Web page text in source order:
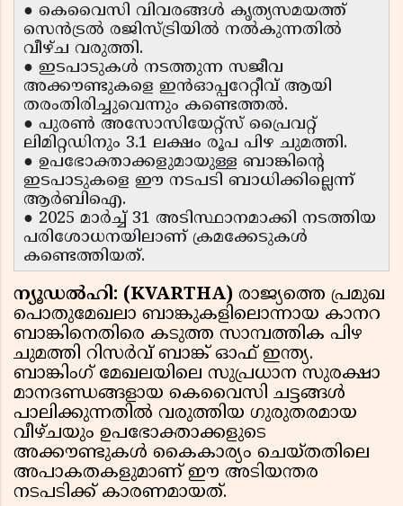
● കെവൈസി വിവരങ്ങൾ കൃത്യസമയത്ത്
സെൻട്രൽ രജിസ്ട്രിയിൽ നൽകുന്നതിൽ
വീഴ്ച വരുത്തി.
● ഇടപാടുകൾ നടത്തുന്ന സജീവ
അക്കൗണ്ടുകളെ ഇൻഓപ്പറേറ്റീവ് ആയി
തരംതിരിച്ചുവെന്നും കണ്ടെത്തൽ.
● പുരൺ അസോസിയേറ്റ്സ് പ്രൈവറ്റ്
ലിമിറ്റഡിനും 3.1 ലക്ഷം രൂപ പിഴ ചുമത്തി.
● ഉപഭോക്താക്കളുമായുള്ള ബാങ്കിന്റെ
ഇടപാടുകളെ ഈ നടപടി ബാധിക്കില്ലെന്ന്
ആർബിഐ.
● 2025 മാർച്ച് 31 അടിസ്ഥാനമാക്കി നടത്തിയ
പരിശോധനയിലാണ് ക്രമക്കേടുകൾ
കണ്ടെത്തിയത്.
ന്യൂഡൽഹി: (KVARTHA) രാജ്യത്തെ പ്രമുഖ
പൊതുമേഖലാ ബാങ്കുകളിലൊന്നായ കാനറ
ബാങ്കിനെതിരെ കടുത്ത സാമ്പത്തിക പിഴ
ചുമത്തി റിസർവ് ബാങ്ക് ഓഫ് ഇന്ത്യ.
ബാങ്കിംഗ് മേഖലയിലെ സുപ്രധാന സുരക്ഷാ
മാനദണ്ഡങ്ങളായ കെവൈസി ചട്ടങ്ങൾ
പാലിക്കുന്നതിൽ വരുത്തിയ ഗുരുതരമായ
വീഴ്ചയും ഉപഭോക്താക്കളുടെ
അക്കൗണ്ടുകൾ കൈകാര്യം ചെയ്തതിലെ
അപാകതകളുമാണ് ഈ അടിയന്തര
നടപടിക്ക് കാരണമായത്.